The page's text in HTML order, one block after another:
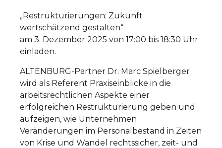
„Restrukturierungen: Zukunft
wertschätzend gestalten“
am 3. Dezember 2025 von 17:00 bis 18:30 Uhr
einladen.
ALTENBURG-Partner Dr. Marc Spielberger
wird als Referent Praxiseinblicke in die
arbeitsrechtlichen Aspekte einer
erfolgreichen Restrukturierung geben und
aufzeigen, wie Unternehmen
Veränderungen im Personalbestand in Zeiten
von Krise und Wandel rechtssicher, zeit- und